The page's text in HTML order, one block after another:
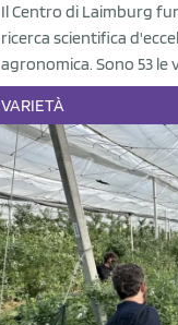
Il Centro di Laimburg
ricerca scientifica
agronomica. Sono 53
VARIETÀ